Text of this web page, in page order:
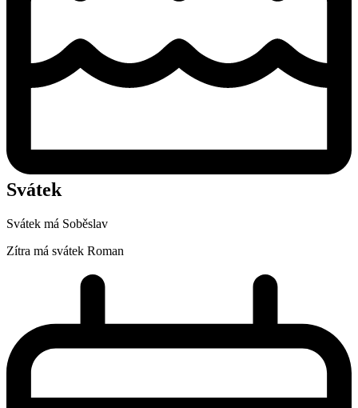
Svátek
Svátek má Soběslav
Zítra má svátek Roman